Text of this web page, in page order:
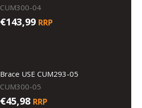
CUM300-04
€143,99 RRP
Brace USE CUM293-05
CUM300-05
€45,98 RRP